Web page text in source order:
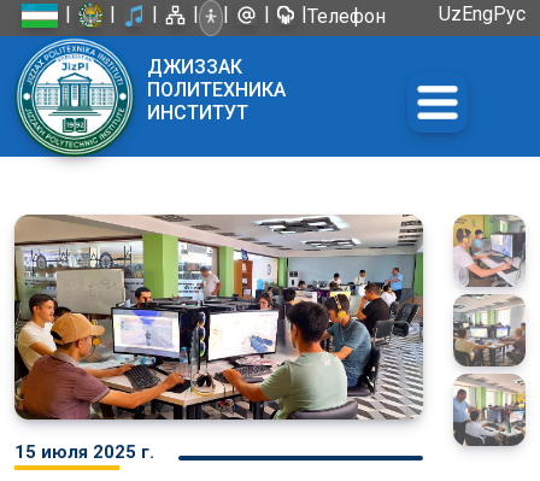
| | | | | | |Телефон
UzEngРус
ДЖИЗЗАК
ПОЛИТЕХНИКА
ИНСТИТУТ
15 июля 2025 г.